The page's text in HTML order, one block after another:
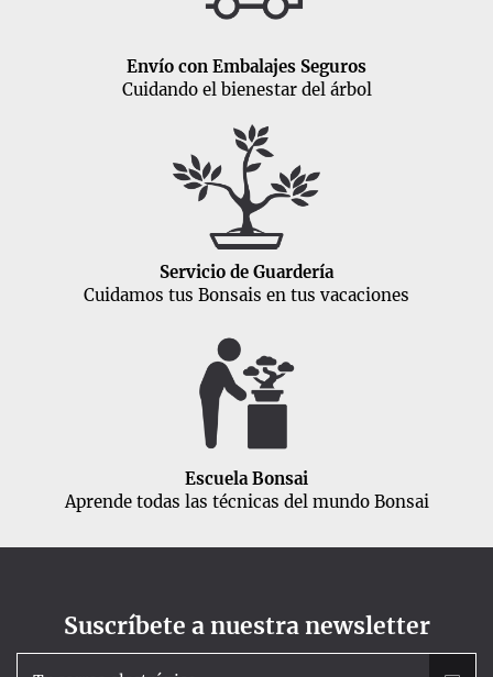
Envío con Embalajes Seguros
Cuidando el bienestar del árbol
Servicio de Guardería
Cuidamos tus Bonsais en tus vacaciones
Escuela Bonsai
Aprende todas las técnicas del mundo Bonsai
Suscríbete a nuestra newsletter